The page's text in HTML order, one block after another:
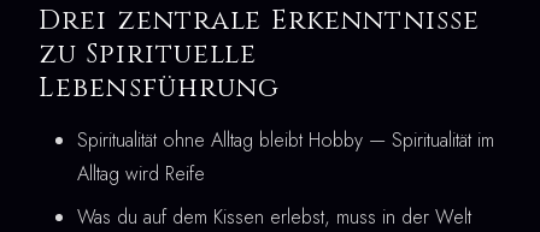
Drei zentrale Erkenntnisse
zu Spirituelle
Lebensführung
Spiritualität ohne Alltag bleibt Hobby — Spiritualität im
Alltag wird Reife
Was du auf dem Kissen erlebst, muss in der Welt